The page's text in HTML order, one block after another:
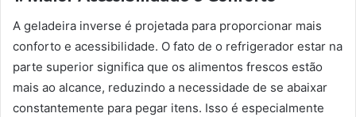
A geladeira inverse é projetada para proporcionar mais
conforto e acessibilidade. O fato de o refrigerador estar na
parte superior significa que os alimentos frescos estão
mais ao alcance, reduzindo a necessidade de se abaixar
constantemente para pegar itens. Isso é especialmente